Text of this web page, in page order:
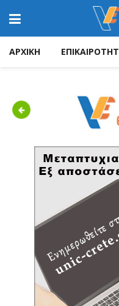
ΑΡΧΙΚΗ
Previous